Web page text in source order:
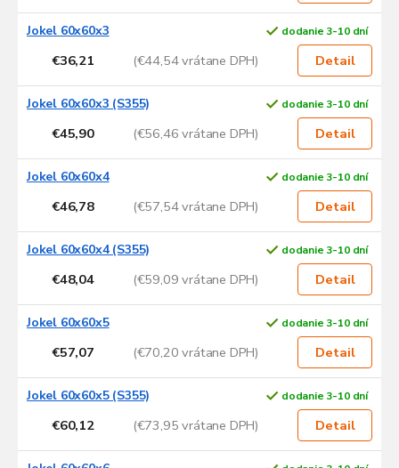
o
d
t
o
Jokel 60x60x3 dodanie 3-10 dní
€36,21 (€44,54 vrátane DPH) Detail
Jokel 60x60x3 (S355) dodanie 3-10 dní
€45,90 (€56,46 vrátane DPH) Detail
Jokel 60x60x4 dodanie 3-10 dní
€46,78 (€57,54 vrátane DPH) Detail
Jokel 60x60x4 (S355) dodanie 3-10 dní
€48,04 (€59,09 vrátane DPH) Detail
Jokel 60x60x5 dodanie 3-10 dní
€57,07 (€70,20 vrátane DPH) Detail
Jokel 60x60x5 (S355) dodanie 3-10 dní
€60,12 (€73,95 vrátane DPH) Detail